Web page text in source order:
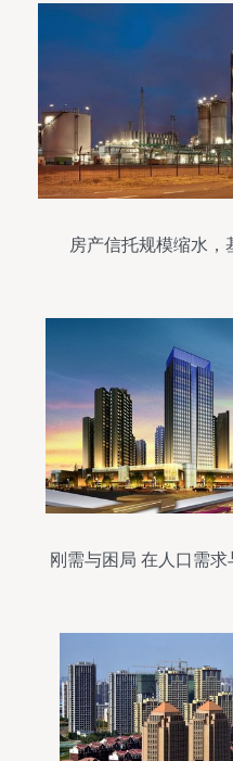
房产信托规模缩水
刚需与困局 在人口需